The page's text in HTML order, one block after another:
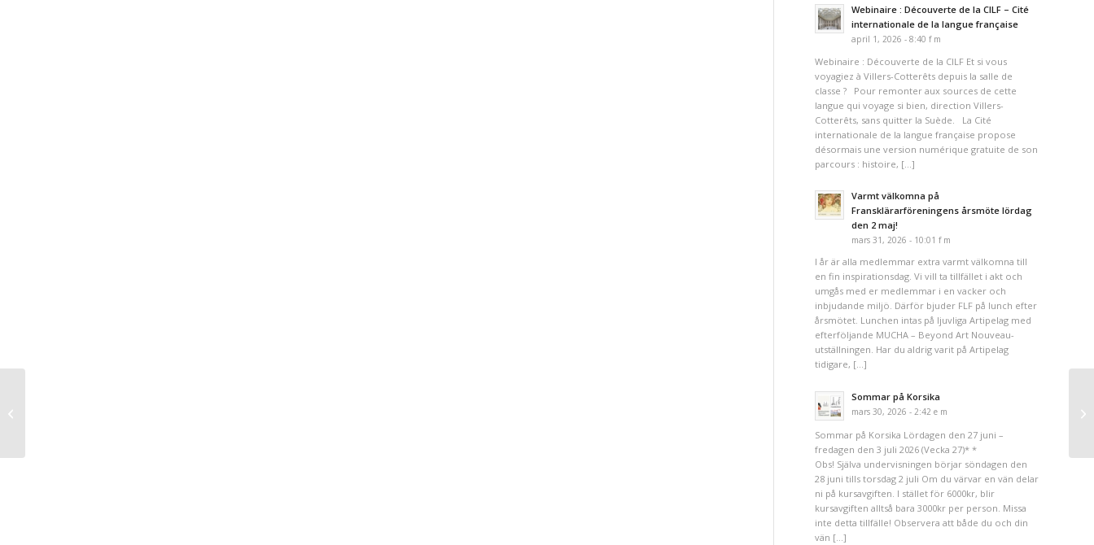
Webinaire : Découverte de la CILF – Cité
internationale de la langue française
april 1, 2026 - 8:40 f m
Webinaire : Découverte de la CILF Et si vous
voyagiez à Villers-Cotterêts depuis la salle de
classe ? Pour remonter aux sources de cette
langue qui voyage si bien, direction Villers-
Cotterêts, sans quitter la Suède. La Cité
internationale de la langue française propose
désormais une version numérique gratuite de son
parcours : histoire, […]
Varmt välkomna på
Fransklärarföreningens årsmöte lördag
den 2 maj!
mars 31, 2026 - 10:01 f m
I år är alla medlemmar extra varmt välkomna till
en fin inspirationsdag. Vi vill ta tillfället i akt och
umgås med er medlemmar i en vacker och
inbjudande miljö. Därför bjuder FLF på lunch efter
årsmötet. Lunchen intas på ljuvliga Artipelag med
efterföljande MUCHA – Beyond Art Nouveau-
utställningen. Har du aldrig varit på Artipelag
tidigare, […]
Sommar på Korsika
mars 30, 2026 - 2:42 e m
Sommar på Korsika Lördagen den 27 juni –
fredagen den 3 juli 2026 (Vecka 27)* *
Obs! Själva undervisningen börjar söndagen den
28 juni tills torsdag 2 juli Om du värvar en vän delar
ni på kursavgiften. I stället för 6000kr, blir
kursavgiften alltså bara 3000kr per person. Missa
inte detta tillfälle! Observera att både du och din
vän […]